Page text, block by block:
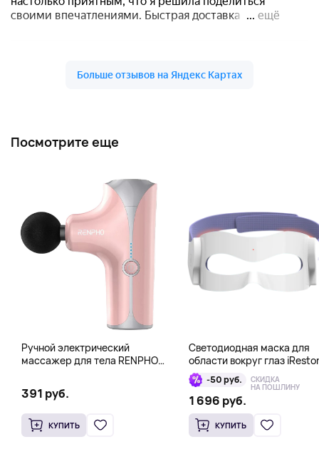
Посмотрите еще
Ручной электрический
массажер для тела RENPHO
391 руб.
КУПИТЬ
Светодиодная маска для
области вокруг глаз
Illumina LED Eye Mask
-50 руб. СКИДКА
НА ПОШЛИНУ
1 696 руб.
КУПИТЬ